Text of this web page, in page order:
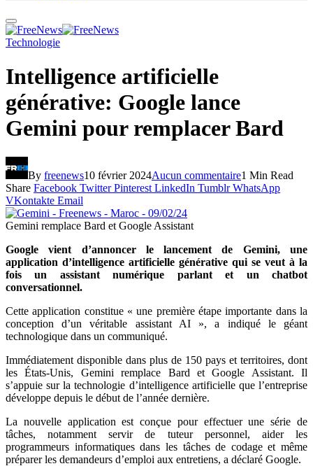
Technologie
Intelligence artificielle
générative: Google lance
Gemini pour remplacer Bard
By freenews10 février 2024Aucun commentaire1 Min Read
Share Facebook Twitter Pinterest LinkedIn Tumblr WhatsApp
VKontakte Email
Gemini remplace Bard et Google Assistant
Google vient d’annoncer le lancement de Gemini, une
application d’intelligence artificielle générative qui se veut à la
fois un assistant numérique parlant et un chatbot
conversationnel.
Cette application constitue « une première étape importante dans la
conception d’un véritable assistant AI », a indiqué le géant
technologique dans un communiqué.
Immédiatement disponible dans plus de 150 pays et territoires, dont
les États-Unis, Gemini remplace Bard et Google Assistant. Il
s’appuie sur la technologie d’intelligence artificielle que l’entreprise
développe depuis le début de l’année dernière.
La nouvelle application est conçue pour effectuer une série de
tâches, notamment servir de tuteur personnel, aider les
programmeurs informatiques dans les tâches de codage et même
préparer les demandeurs d’emploi aux entretiens, a déclaré Google.